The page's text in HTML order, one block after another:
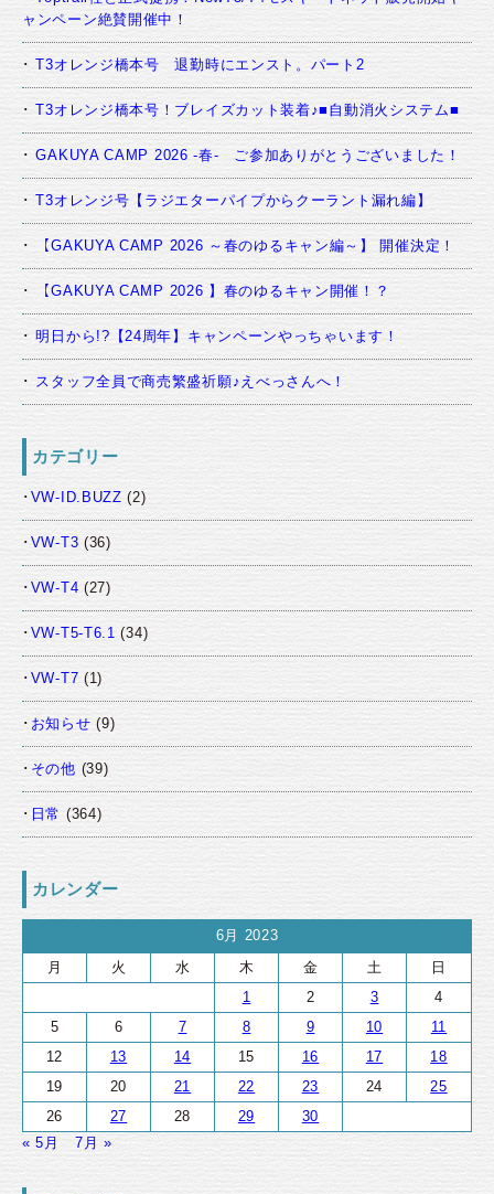
ャンペーン絶賛開催中！
T3オレンジ橋本号 退勤時にエンスト。パート2
T3オレンジ橋本号！ブレイズカット装着♪■自動消火システム■
GAKUYA CAMP 2026 -春- ご参加ありがとうございました！
T3オレンジ号【ラジエターパイプからクーラント漏れ編】
【GAKUYA CAMP 2026 ～春のゆるキャン編～】 開催決定！
【GAKUYA CAMP 2026 】春のゆるキャン開催！？
明日から!?【24周年】キャンペーンやっちゃいます！
スタッフ全員で商売繁盛祈願♪えべっさんへ！
カテゴリー
VW-ID.BUZZ (2)
VW-T3 (36)
VW-T4 (27)
VW-T5-T6.1 (34)
VW-T7 (1)
お知らせ (9)
その他 (39)
日常 (364)
カレンダー
6月 2023
月
火 水 木 金 土
日
1
2 3
4
5
6 7 8 9 10
11
12
13 14 15 16 17
18
19
20 21 22 23 24
25
26
27 28 29
30
« 5月
7月 »